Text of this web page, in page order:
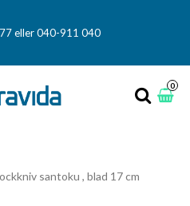
eller 040-911 040
0
santoku , blad 17 cm